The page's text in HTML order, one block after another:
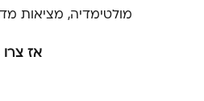
מולטימדיה, מציאות
אז צרו